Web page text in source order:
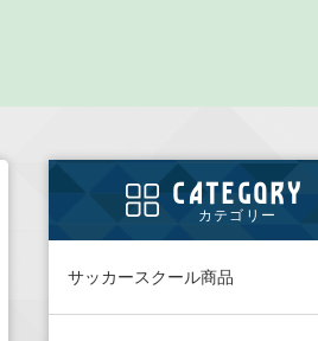
CATEGORY
カテゴリー
サッカースクール商品